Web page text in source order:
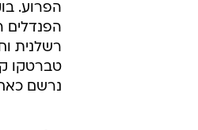
הפרוע.
הפנדלים
רשלנית
נרשם